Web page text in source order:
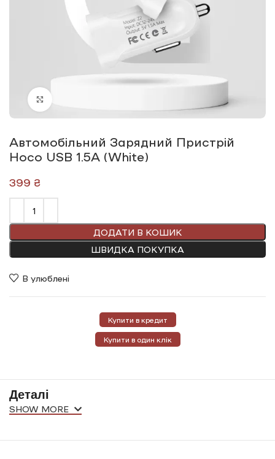
Автомобільний Зарядний Пристрій
Hoco USB 1.5А (White)
₴
ДОДАТИ В КОШИК
ШВИДКА ПОКУПКА
В улюблені
Купити в кредит
Купити в один клік
Деталі
SHOW MORE